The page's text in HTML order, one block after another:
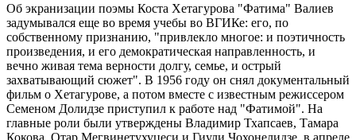
Об экранизации поэмы Коста Хетагурова "Фатима" Валиев
задумывался еще во время учебы во ВГИКе: его, по
собственному признанию, "привлекло многое: и поэтичность
произведения, и его демократическая направленность, и
вечно живая тема верности долгу, семье, и острый
захватывающий сюжет". В 1956 году он снял документальный
фильм о Хетагурове, а потом вместе с известным режиссером
Семеном Долидзе приступил к работе над "Фатимой". На
главные роли были утверждены Владимир Тхапсаев, Тамара
Кокова, Отар Мегвинетухуцеси и Гиули Чохонелидзе, в апреле